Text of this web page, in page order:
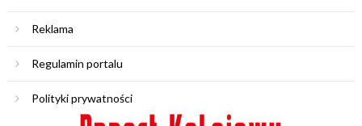
Reklama
Regulamin portalu
Polityki prywatności